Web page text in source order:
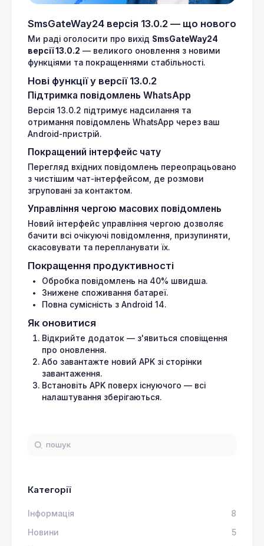
SmsGateWay24 версія 13.0.2 — що нового
Ми раді оголосити про вихід SmsGateWay24
версії 13.0.2 — великого оновлення з новими
функціями та покращеннями стабільності.
Нові функції у версії 13.0.2
Підтримка повідомлень WhatsApp
Версія 13.0.2 підтримує надсилання та
отримання повідомлень WhatsApp через ваш
Android-пристрій.
Покращений інтерфейс чату
Перегляд вхідних повідомлень переопрацьовано
з чистішим чат-інтерфейсом, де розмови
згруповані за контактом.
Управління чергою масових повідомлень
Новий інтерфейс управління чергою дозволяє
бачити всі очікуючі повідомлення, призупиняти,
скасовувати та перепланувати їх.
Покращення продуктивності
Обробка повідомлень на 40% швидша.
Знижене споживання батареї.
Повна сумісність з Android 14.
Як оновитися
Відкрийте додаток — з'явиться сповіщення
про оновлення.
Або завантажте новий APK зі сторінки
завантаження.
Встановіть APK поверх існуючого — всі
налаштування зберігаються.
Категорії
Інформація
8
Новини
5